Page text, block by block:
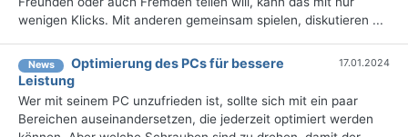
wenigen Klicks. Mit anderen gemeinsam spielen, diskutieren ...
News
Optimierung des PCs für bessere
Leistung
17.01.2024
Wer mit seinem PC unzufrieden ist, sollte sich mit ein paar
Bereichen auseinandersetzen, die jederzeit optimiert werden